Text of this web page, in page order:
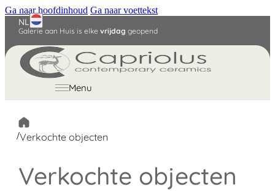
Ga naar hoofdinhoud Ga naar voettekst
Galerie aan Huis is elke vrijdag geopend
NL
English
Menu
/Verkochte objecten
Verkochte objecten